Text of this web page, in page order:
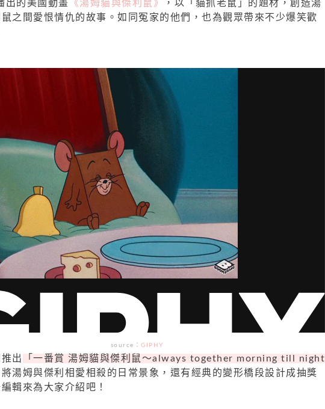
出的美國動畫 《湯姆貓與傑利鼠》
，以「貓抓老鼠」的題材，創造湯
之間愛恨情仇的故事。如同冤家的他們，也為觀眾帶來不少爆笑歡
source： GIPHY
出
「一番賞 湯姆貓與傑利鼠～always together morning till night
將湯姆與傑利相愛相殺的日常景象，還有經典的變形橋段設計成抽獎
輯來為大家介紹吧！